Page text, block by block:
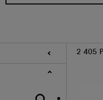
2 405